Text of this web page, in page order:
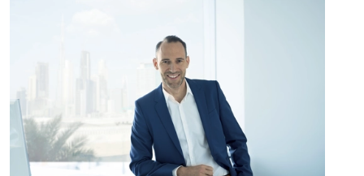
KARRIERE
PROJEKTE
KONTAKT